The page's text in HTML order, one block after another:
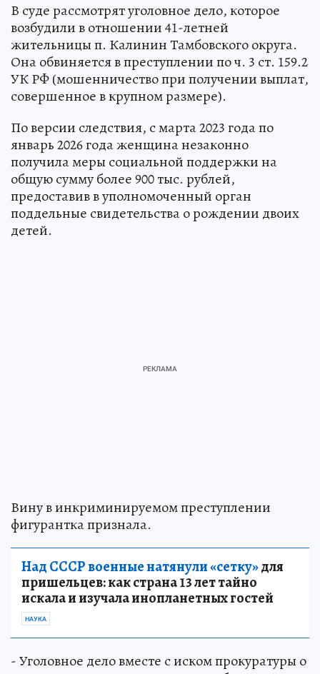
В суде рассмотрят уголовное дело, которое
возбудили в отношении 41-летней
жительницы п. Калинин Тамбовского округа.
Она обвиняется в преступлении по ч. 3 ст. 159.2
УК РФ (мошенничество при получении выплат,
совершенное в крупном размере).
По версии следствия, с марта 2023 года по
январь 2026 года женщина незаконно
получила меры социальной поддержки на
общую сумму более 900 тыс. рублей,
предоставив в уполномоченный орган
поддельные свидетельства о рождении двоих
детей.
Вину в инкриминируемом преступлении
фигурантка признала.
Над СССР военные натянули «сетку»для
пришельцев: как страна 13 лет тайно
искала и изучала инопланетных гостей
НАУКА
- Уголовное дело вместе с иском прокуратуры о